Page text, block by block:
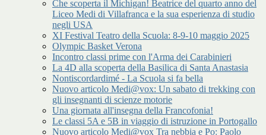
Che scoperta il Michigan! Beatrice del quarto anno del
Liceo Medi di Villafranca e la sua esperienza di studio
negli USA
XI Festival Teatro della Scuola: 8-9-10 maggio 2025
Olympic Basket Verona
Incontro classi prime con l'Arma dei Carabinieri
La 4D alla scoperta della Basilica di Santa Anastasia
Nontiscordardimé - La Scuola si fa bella
Nuovo articolo Medi@vox: Un sabato di trekking con
gli insegnanti di scienze motorie
Una giornata all'insegna della Francofonia!
Le classi 5A e 5B in viaggio di istruzione in Portogallo
Nuovo articolo Medi@vox Tra nebbia e Po: Paolo